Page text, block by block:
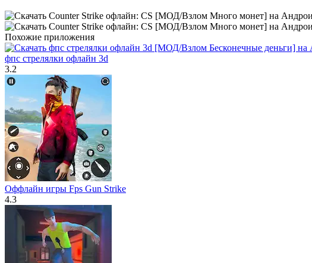
Похожие приложения
фпс стрелялки офлайн 3d
3.2
Оффлайн игры Fps Gun Strike
4.3